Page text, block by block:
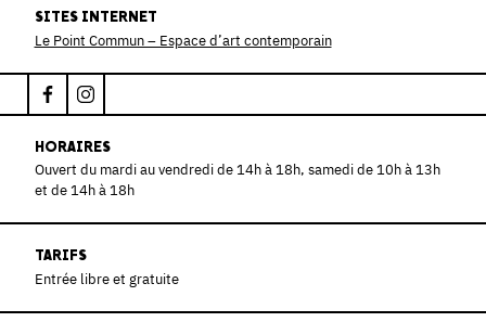
SITES INTERNET
Le Point Commun – Espace d’art contemporain
HORAIRES
Ouvert du mardi au vendredi de 14h à 18h, samedi de 10h à 13h
et de 14h à 18h
TARIFS
Entrée libre et gratuite